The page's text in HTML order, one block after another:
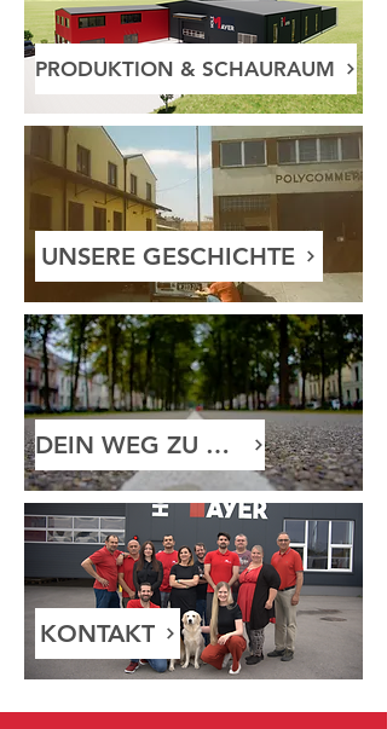
PRODUKTION & SCHAURAUM
UNSERE GESCHICHTE
DEIN WEG ZU UNS
KONTAKT